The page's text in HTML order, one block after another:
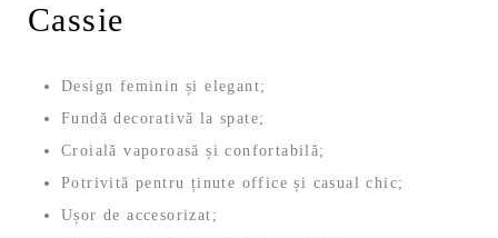
Cassie
Design feminin și elegant;
Fundă decorativă la spate;
Croială vaporoasă și confortabilă;
Potrivită pentru ținute office și casual chic;
Ușor de accesorizat;